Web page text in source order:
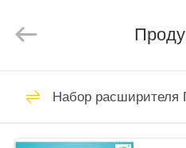
ДОМ
ПРОДУКТЫ
Technology
Development
Rights
Уретерал
Набор расширителя